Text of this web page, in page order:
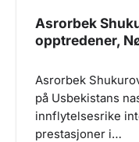
Asrorbek
opptredener,
Asrorbek
på Usbekistans
innflytelsesrike
prestasjoner i…